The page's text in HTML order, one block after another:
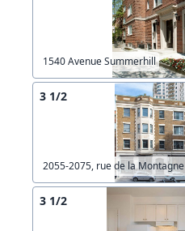
1540 Avenue Summerhill
3 1/2
2055-2075, rue de la Montagne
3 1/2